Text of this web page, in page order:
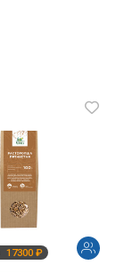
17300 ₽